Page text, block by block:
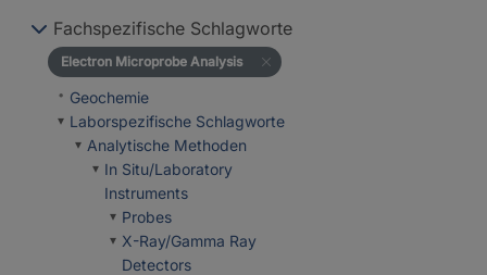
Fachspezifische Schlagworte
Electron Microprobe Analysis
Geochemie
Laborspezifische Schlagworte
Analytische Methoden
In Situ/Laboratory
Instruments
Probes
X-Ray/Gamma Ray
Detectors